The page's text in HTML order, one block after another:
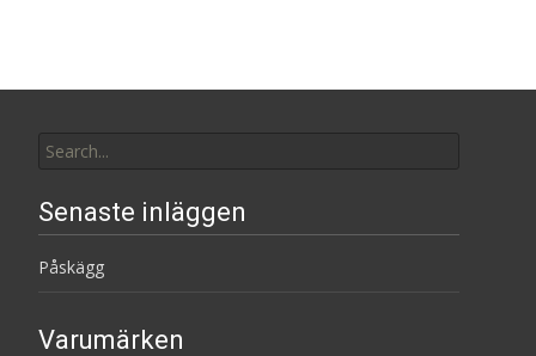
for:
Senaste inläggen
Påskägg
Varumärken